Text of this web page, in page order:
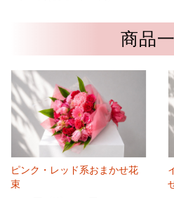
商品
ピンク・レッド系おまかせ花
束